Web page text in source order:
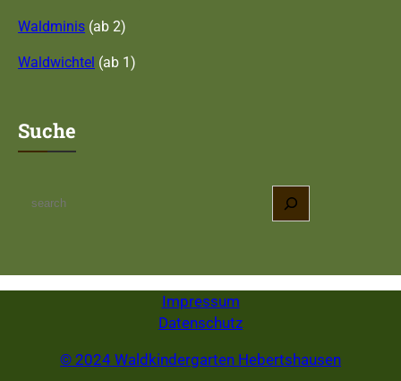
Waldminis (ab 2)
Waldwichtel (ab 1)
Suche
c
Impressum
Datenschutz
© 2024 Waldkindergarten Hebertshausen